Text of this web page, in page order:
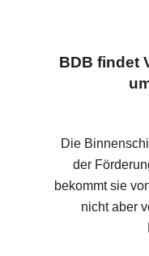
BDB findet
Die
der
bekommt sie
nicht aber